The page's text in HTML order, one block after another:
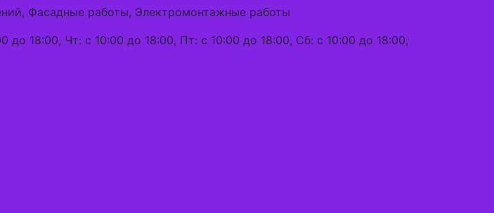
Фасадные работы, Электромонтажные работы
18:00, Чт: с 10:00 до 18:00, Пт: с 10:00 до 18:00, Сб: с 10:00 до 18:00,